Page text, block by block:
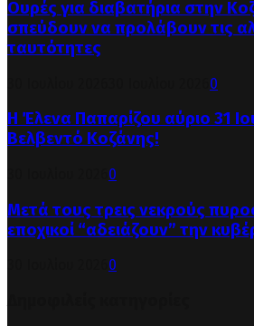
Ουρές για διαβατήρια στην
σπεύδουν να προλάβουν τις
ταυτότητες
0
Η Έλενα Παπαρίζου αύριο 31
Βελβεντό Κοζάνης!
0
Μετά τους τρεις νεκρούς
εποχικοί “αδειάζουν” την
0